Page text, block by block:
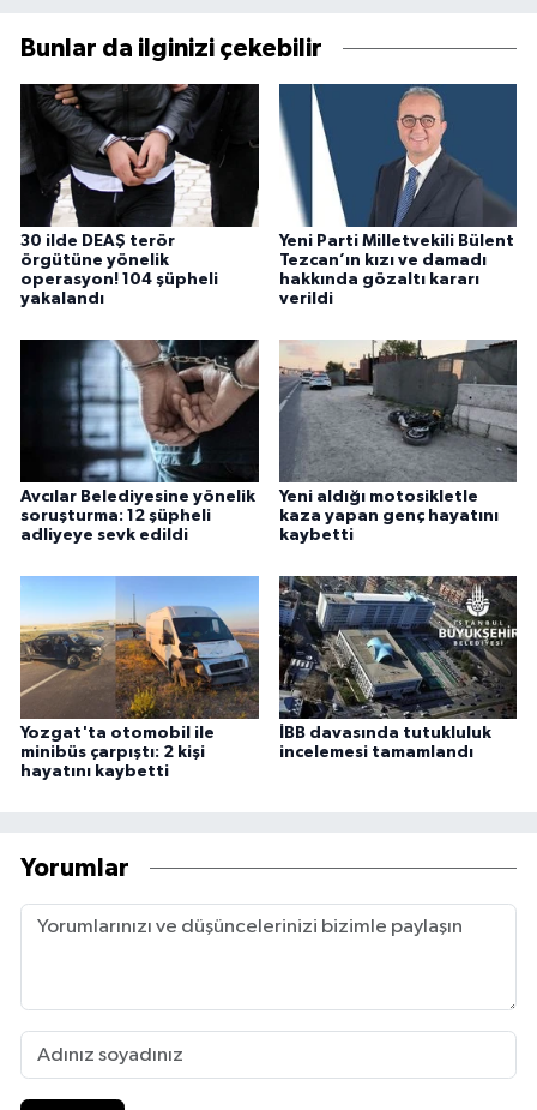
Bunlar da ilginizi çekebilir
30 ilde DEAŞ terör
örgütüne yönelik
operasyon! 104 şüpheli
yakalandı
Yeni Parti Milletvekili Bülent
Tezcan’ın kızı ve damadı
hakkında gözaltı kararı
verildi
Avcılar Belediyesine yönelik
soruşturma: 12 şüpheli
adliyeye sevk edildi
Yeni aldığı motosikletle
kaza yapan genç hayatını
kaybetti
Yozgat'ta otomobil ile
minibüs çarpıştı: 2 kişi
hayatını kaybetti
İBB davasında tutukluluk
incelemesi tamamlandı
Yorumlar